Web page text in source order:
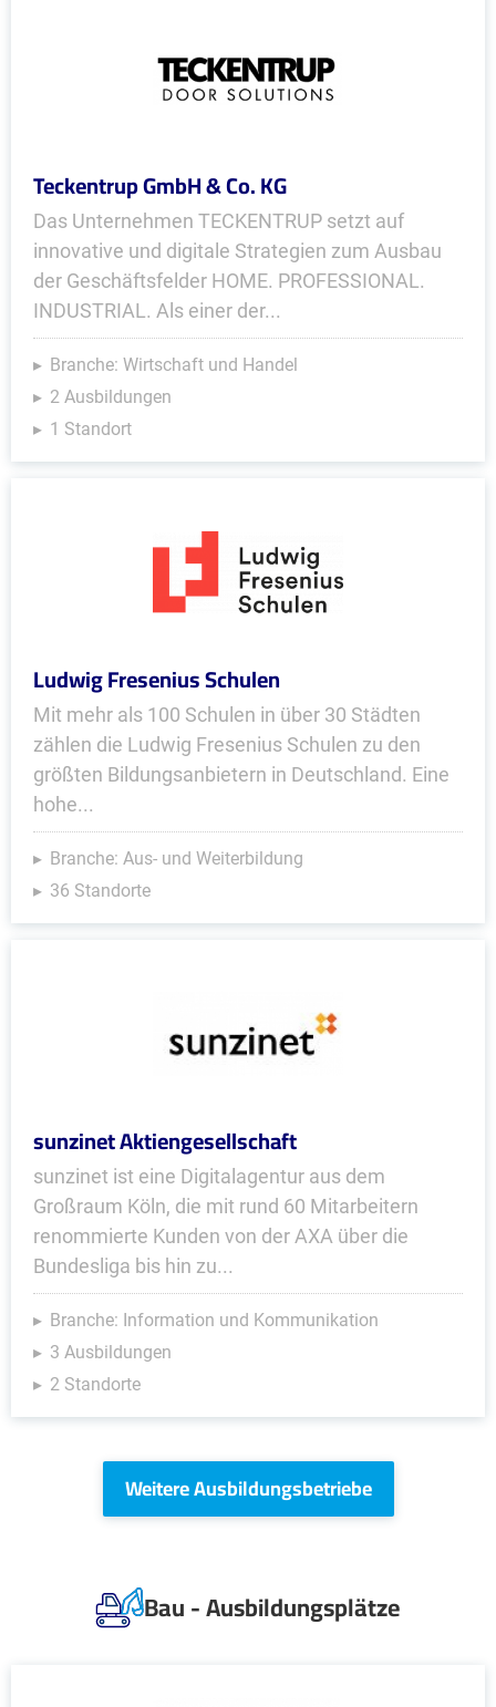
Teckentrup GmbH & Co. KG
Das Unternehmen TECKENTRUP setzt auf
innovative und digitale Strategien zum Ausbau
der Geschäftsfelder HOME. PROFESSIONAL.
INDUSTRIAL. Als einer der...
Branche: Wirtschaft und Handel
2 Ausbildungen
1 Standort
Ludwig Fresenius Schulen
Mit mehr als 100 Schulen in über 30 Städten
zählen die Ludwig Fresenius Schulen zu den
größten Bildungsanbietern in Deutschland. Eine
hohe...
Branche: Aus- und Weiterbildung
36 Standorte
sunzinet Aktiengesellschaft
sunzinet ist eine Digitalagentur aus dem
Großraum Köln, die mit rund 60 Mitarbeitern
renommierte Kunden von der AXA über die
Bundesliga bis hin zu...
Branche: Information und Kommunikation
3 Ausbildungen
2 Standorte
Weitere Ausbildungsbetriebe
Bau - Ausbildungsplätze